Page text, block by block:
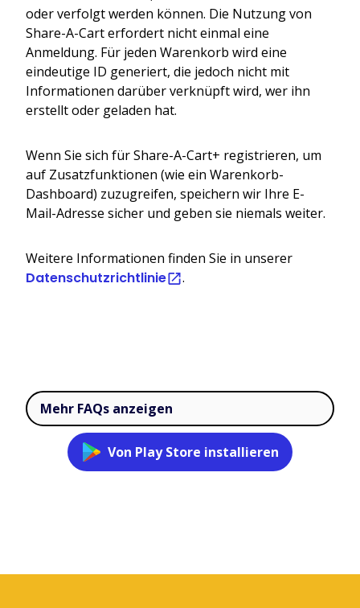
oder verfolgt werden können. Die Nutzung von
Share-A-Cart erfordert nicht einmal eine
Anmeldung. Für jeden Warenkorb wird eine
eindeutige ID generiert, die jedoch nicht mit
Informationen darüber verknüpft wird, wer ihn
erstellt oder geladen hat.
Wenn Sie sich für Share-A-Cart+ registrieren, um
auf Zusatzfunktionen (wie ein Warenkorb-
Dashboard) zuzugreifen, speichern wir Ihre E-
Mail-Adresse sicher und geben sie niemals weiter.
Weitere Informationen finden Sie in unserer
Datenschutzrichtlinie .
Mehr FAQs anzeigen
Von Play Store installieren